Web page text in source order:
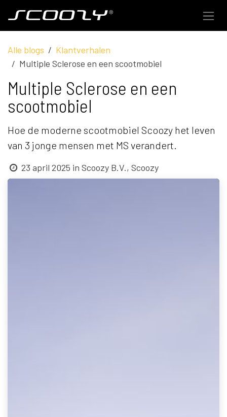
Alle blogs
Klantverhalen
Multiple Sclerose en een scootmobiel
Multiple Sclerose en een
scootmobiel
Hoe de moderne scootmobiel Scoozy het leven
van 3 jonge mensen met MS verandert.
23 april 2025 inScoozy B.V., Scoozy